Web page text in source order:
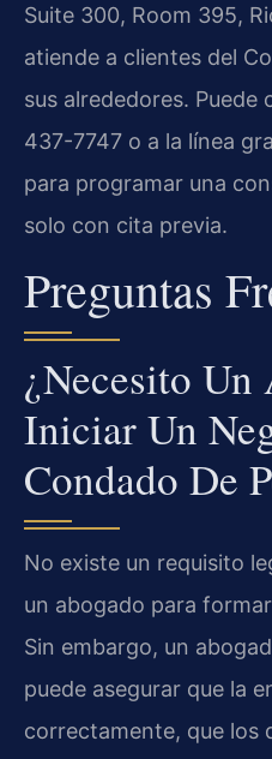
Suite 300, Room 395,
atiende a clientes del
sus alrededores. Puede
437-7747 o a la línea
para programar una
solo con cita previa.
Preguntas
¿Necesito Un
Iniciar Un
Condado De
No existe un requisito
un abogado para
Sin embargo, un
puede asegurar que la
correctamente, que los